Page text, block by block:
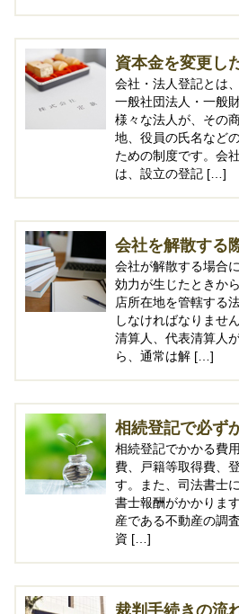
資本金を変更し
会社・法人登記とは
一般社団法人・一般
様々な法人が、その
地、役員の氏名など
ための制度です。会
は、設立の登記 […]
会社を解散する
会社が解散する場合
効力が生じたときか
店所在地を管轄する
しなければなりませ
清算人、代表清算人
ら、通常は解 […]
相続登記で必ず
相続登記でかかる費
費、戸籍等取得費、
す。また、司法書士
書士報酬がかかりま
産である不動産の調
資 […]